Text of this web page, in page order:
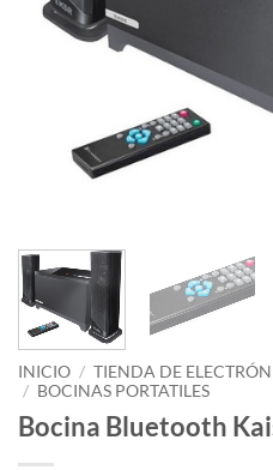
INICIO / TIENDA DE
/ BOCINAS PORTATILES
Bocina Bluetooth